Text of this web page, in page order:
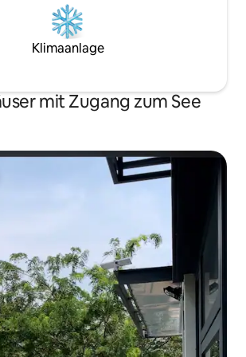
Klimaanlage
mit Zugang zum See